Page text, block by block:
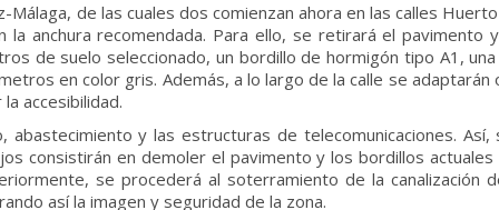
de las cuales dos comienzan ahora en las calles
anchura recomendada. Para ello, se retirará el
de suelo seleccionado, un bordillo de hormigón tipo A1,
en color gris. Además, a lo largo de la calle se
accesibilidad.
abastecimiento y las estructuras de telecomunicaciones.
consistirán en demoler el pavimento y los bordillos
se procederá al soterramiento de la canalización
así la imagen y seguridad de la zona.